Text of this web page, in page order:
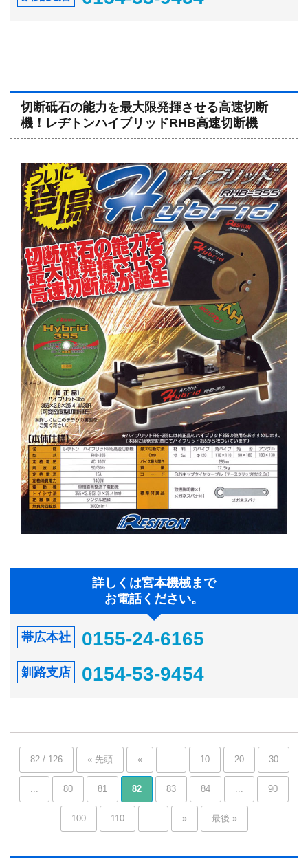
切断砥石の能力を最大限発揮させる高速切断
機！レヂトンハイブリッドRHB高速切断機
詳しくは宮本機械まで
お電話ください。
帯広本社 0155-24-6165
釧路支店 0154-53-9454
82 / 126 « 先頭 « 10 20 30
80 81 82 83 84 90
100 110 » 最後 »